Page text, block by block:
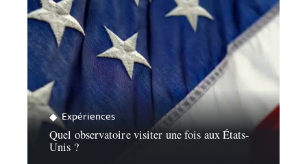
Expériences
Quel observatoire visiter une fois aux États-
Unis ?